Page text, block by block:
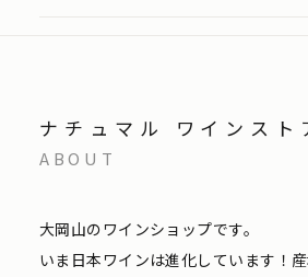
ナチュマル ワインスト
ABOUT
大岡山のワインショップです。
いま日本ワインは進化しています！